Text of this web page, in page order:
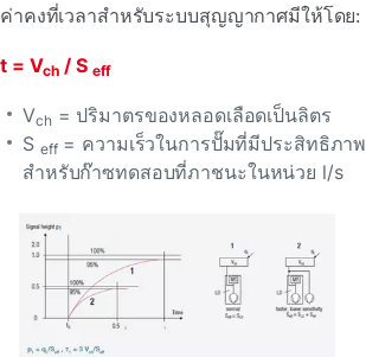
ค่าคงที่เวลาสําหรับระบบสุญญากาศมีให้โดย:
t = Vch / S eff
Vch= ปริมาตรของหลอดเลือดเป็นลิตร
S eff= ความเร็วในการปั๊มที่มีประสิทธิภาพ
สําหรับก๊าซทดสอบที่ภาชนะในหน่วย l/s